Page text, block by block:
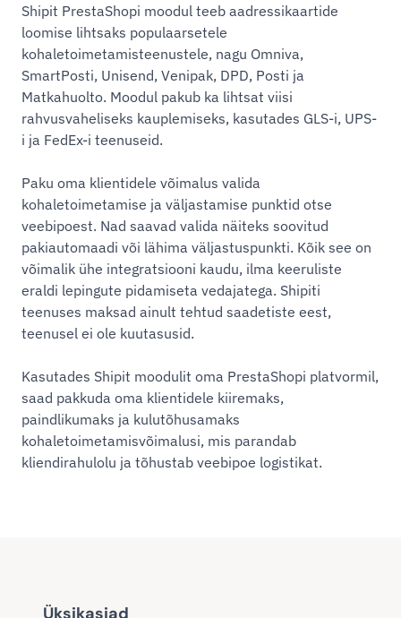
Shipit PrestaShopi moodul teeb aadressikaartide
loomise lihtsaks populaarsetele
kohaletoimetamisteenustele, nagu Omniva,
SmartPosti, Unisend, Venipak, DPD, Posti ja
Matkahuolto. Moodul pakub ka lihtsat viisi
rahvusvaheliseks kauplemiseks, kasutades GLS-i, UPS-
i ja FedEx-i teenuseid.
Paku oma klientidele võimalus valida
kohaletoimetamise ja väljastamise punktid otse
veebipoest. Nad saavad valida näiteks soovitud
pakiautomaadi või lähima väljastuspunkti. Kõik see on
võimalik ühe integratsiooni kaudu, ilma keeruliste
eraldi lepingute pidamiseta vedajatega. Shipiti
teenuses maksad ainult tehtud saadetiste eest,
teenusel ei ole kuutasusid.
Kasutades Shipit moodulit oma PrestaShopi platvormil,
saad pakkuda oma klientidele kiiremaks,
paindlikumaks ja kulutõhusamaks
kohaletoimetamisvõimalusi, mis parandab
kliendirahulolu ja tõhustab veebipoe logistikat.
Üksikasjad